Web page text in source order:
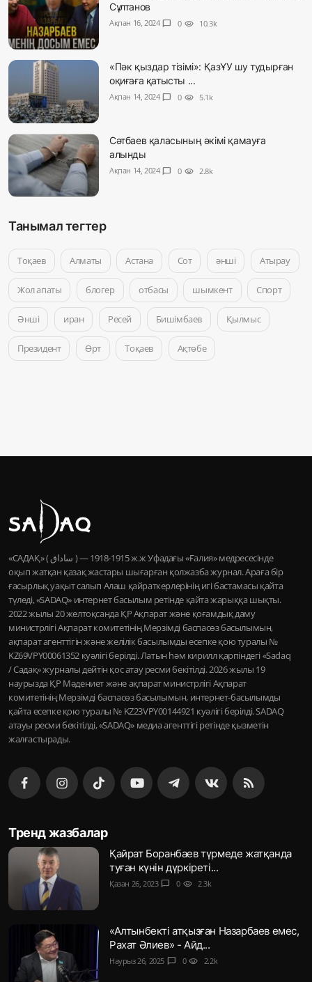
Сұлтанов
Ақпан 16, 2024 chat_bubble 0 visibility 10.3k
«Пәк қыздар тізімі»: ҚазҰУ шу тудырған
оқиғаға қатысты ...
Ақпан 14, 2024 chat_bubble 0 visibility 5.1k
Сәтбаев қаласының әкімі қамауға
алынды
Ақпан 14, 2024 chat_bubble 0 visibility 2.8k
Танымал тегтер
Тоқаев Алматы Астана Сот әнші Атырау
Жол апаты блогер отбасы шымкент Спорт
Әнші иран Ресей Бишімбаев Қылмыс
Президент Өрт Тоқаев Ақтөбе
«САДАҚ» ( ساداق ) — 1915-1918 ж.ж Уфадағы «Ғалия» медресесінде
оқып жатқан қазақ жастары шығарған қолжазба журнал. Араға бір
ғасырлық уақыт салып Алаш қайраткерлерінің игі бастамасы қайта
түледі, «SADAQ» интернет басылым ретінде қайта жарыққа шықты.
2022 жылы 20 желтоқсанда ҚР Ақпарат және қоғамдық даму
министрлігі Ақпарат комитетінің Мерзімді баспасөз басылымын,
ақпарат агенттігін және желілік басылымды есепке қою туралы №
KZ69VPY00061352 куәлігі берілді. Латын һәм кирилл қарпіндегі «Sadaq
/ Садақ» журналы дейтін қос атау ресми бекітілді. 2026 жылы 19
наурызда ҚР Мәдениет және ақпарат министрлігі Ақпарат
комитетінің Мерзімді баспасөз басылымын, интернет-басылымды
қайта есепке қою туралы № KZ23VPY00144921 куәлігі берілді. SADAQ
атауы ресми бекітілді, «SADAQ» медиа агенттігі ретінде қызметін
жалғастырады.
Тренд жазбалар
Қайрат Боранбаев түрмеде жатқанда
туған күнін дүркіреті...
Қазан 26, 2023 chat_bubble 0 visibility 2.3k
«Алтынбекті атқызған Назарбаев емес,
Рахат Әлиев» - Айд...
Наурыз 26, 2025 chat_bubble 0 visibility 2.2k